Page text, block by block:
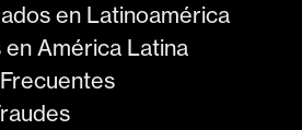
en Latinoamérica
en América Latina